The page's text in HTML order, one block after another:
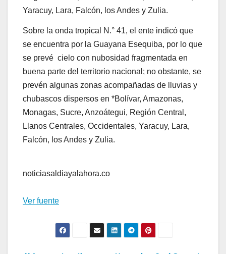
Yaracuy, Lara, Falcón, los Andes y Zulia.
Sobre la onda tropical N.° 41, el ente indicó que
se encuentra por la Guayana Esequiba, por lo que
se prevé cielo con nubosidad fragmentada en
buena parte del territorio nacional; no obstante, se
prevén algunas zonas acompañadas de lluvias y
chubascos dispersos en *Bolívar, Amazonas,
Monagas, Sucre, Anzoátegui, Región Central,
Llanos Centrales, Occidentales, Yaracuy, Lara,
Falcón, los Andes y Zulia.
noticiasaldiayalahora.co
Ver fuente